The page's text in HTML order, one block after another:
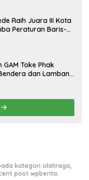
Raih Juara III Kota
Peraturan Baris-
Toke Phak
dan Lambang
kategori olahraga,
post wpberita.